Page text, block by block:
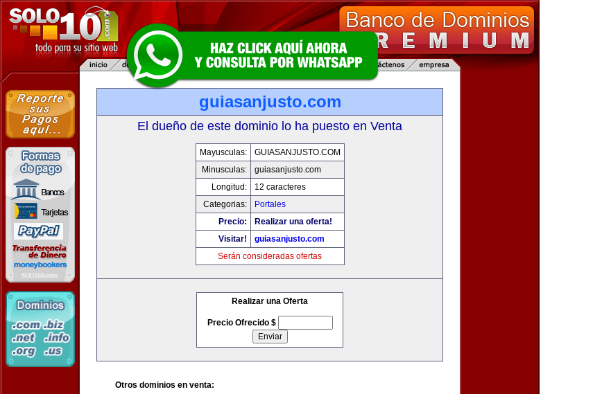
guiasanjusto.com
El dueño de este dominio lo ha puesto en Venta
Mayusculas:
GUIASANJUSTO.COM
Minusculas:
guiasanjusto.com
Longitud:
12 caracteres
Categorias:
Portales
Precio:
Realizar una oferta!
Visitar!
guiasanjusto.com
Serán consideradas ofertas
Realizar una Oferta
Precio Ofrecido $
Otros dominios en venta: